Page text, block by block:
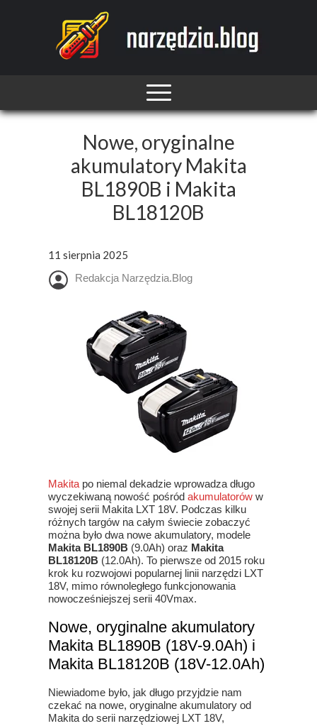
Nowe, oryginalne
akumulatory Makita
BL1890B i Makita
BL18120B
11 sierpnia 2025
Redakcja Narzędzia.Blog
Makita po niemal dekadzie wprowadza długo
wyczekiwaną nowość pośród akumulatorów w
swojej serii Makita LXT 18V. Podczas kilku
różnych targów na całym świecie zobaczyć
można było dwa nowe akumulatory, modele
Makita BL1890B (9.0Ah) oraz Makita
BL18120B (12.0Ah). To pierwsze od 2015 roku
krok ku rozwojowi popularnej linii narzędzi LXT
18V, mimo równoległego funkcjonowania
nowocześniejszej serii 40Vmax.
Nowe, oryginalne akumulatory
Makita BL1890B (18V-9.0Ah) i
Makita BL18120B (18V-12.0Ah)
Niewiadome było, jak długo przyjdzie nam
czekać na nowe, oryginalne akumulatory od
Makita do serii narzędziowej LXT 18V,